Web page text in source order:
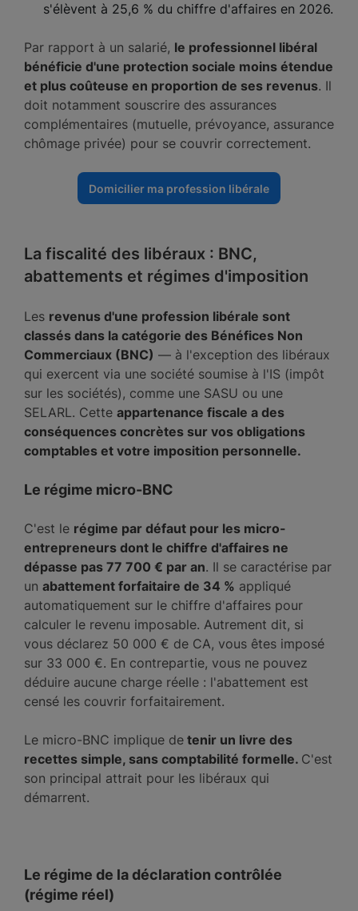
s'élèvent à 25,6 % du chiffre d'affaires en 2026.
Par rapport à un salarié, le professionnel libéral
bénéficie d'une protection sociale moins étendue
et plus coûteuse en proportion de ses revenus. Il
doit notamment souscrire des assurances
complémentaires (mutuelle, prévoyance, assurance
chômage privée) pour se couvrir correctement.
Domicilier ma profession libérale
La fiscalité des libéraux : BNC,
abattements et régimes d'imposition
Les revenus d'une profession libérale sont
classés dans la catégorie des Bénéfices Non
Commerciaux (BNC) — à l'exception des libéraux
qui exercent via une société soumise à l'IS (impôt
sur les sociétés), comme une SASU ou une
SELARL. Cette appartenance fiscale a des
conséquences concrètes sur vos obligations
comptables et votre imposition personnelle.
Le régime micro-BNC
C'est le régime par défaut pour les micro-
entrepreneurs dont le chiffre d'affaires ne
dépasse pas 77 700 € par an. Il se caractérise par
un abattement forfaitaire de 34 % appliqué
automatiquement sur le chiffre d'affaires pour
calculer le revenu imposable. Autrement dit, si
vous déclarez 50 000 € de CA, vous êtes imposé
sur 33 000 €. En contrepartie, vous ne pouvez
déduire aucune charge réelle : l'abattement est
censé les couvrir forfaitairement.
Le micro-BNC implique de tenir un livre des
recettes simple, sans comptabilité formelle. C'est
son principal attrait pour les libéraux qui
démarrent.
Le régime de la déclaration contrôlée
(régime réel)